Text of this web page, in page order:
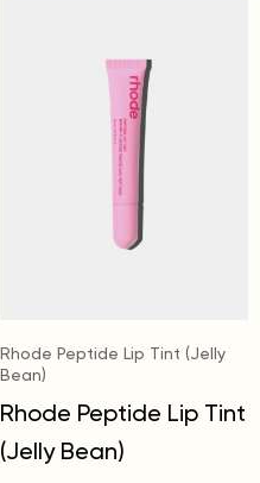
Rhode Peptide Lip Tint (Jelly
Bean)
Rhode Peptide Lip Tint
(Jelly Bean)